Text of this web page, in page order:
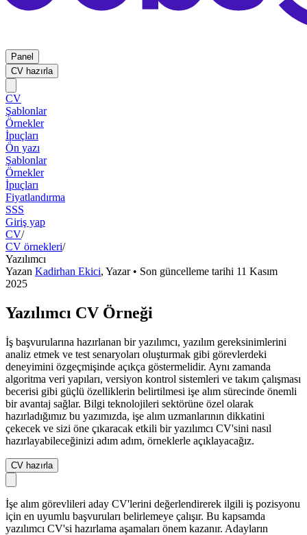
Panel
CV hazırla
CV
Şablonlar
Örnekler
İpuçları
Ön yazı
Şablonlar
Örnekler
İpuçları
Fiyatlandırma
SSS
Giriş yap
CV/
CV örnekleri/
Yazılımcı
Yazan Kadirhan Ekici, Yazar• Son güncelleme tarihi 11 Kasım
2025
Yazılımcı CV Örneği
İş başvurularına hazırlanan bir yazılımcı, yazılım gereksinimlerini
analiz etmek ve test senaryoları oluşturmak gibi görevlerdeki
deneyimini özgeçmişinde açıkça göstermelidir. Aynı zamanda
algoritma veri yapıları, versiyon kontrol sistemleri ve takım çalışması
becerisi gibi güçlü özelliklerin belirtilmesi işe alım sürecinde önemli
bir avantaj sağlar. Bilgi teknolojileri sektörüne özel olarak
hazırladığımız bu yazımızda, işe alım uzmanlarının dikkatini
çekecek ve sizi öne çıkaracak etkili bir yazılımcı CV'sini nasıl
hazırlayabileceğinizi adım adım, örneklerle açıklayacağız.
CV hazırla
İşe alım görevlileri aday CV'lerini değerlendirerek ilgili iş pozisyonu
için en uyumlu başvuruları belirlemeye çalışır. Bu kapsamda
yazılımcı CV'si hazırlama aşamaları önem kazanır. Adayların